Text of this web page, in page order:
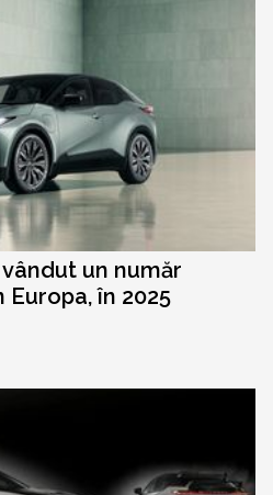
un număr
în 2025